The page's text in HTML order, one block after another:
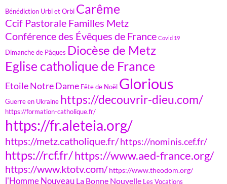
Bénédiction Urbi et Orbi Carême
Ccif Pastorale Familles Metz
Conférence des Évêques de France Covid 19
Dimanche de Pâques Diocèse de Metz
Eglise catholique de France
Etoile Notre Dame Fête de Noël Glorious
Guerre en Ukraine https://decouvrir-dieu.com/
https://formation-catholique.fr/
https://fr.aleteia.org/
https://metz.catholique.fr/https://nominis.cef.fr/
https://rcf.fr/https://www.aed-france.org/
https://www.ktotv.com/ https://www.theodom.org/
l'Homme Nouveau La Bonne Nouvelle Les Vocations